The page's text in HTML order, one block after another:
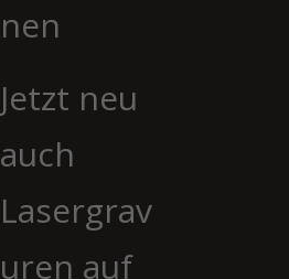
nen
Jetzt neu
auch
Lasergrav
uren auf